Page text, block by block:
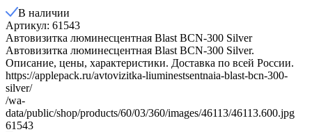
В наличии
Артикул: 61543
Автовизитка люминесцентная Blast BCN-300 Silver
Автовизитка люминесцентная Blast BCN-300 Silver.
Описание, цены, характеристики. Доставка по всей России.
https://applepack.ru/avtovizitka-liuminestsentnaia-blast-bcn-300-
silver/
/wa-
data/public/shop/products/60/03/360/images/46113/46113.600.jpg
61543